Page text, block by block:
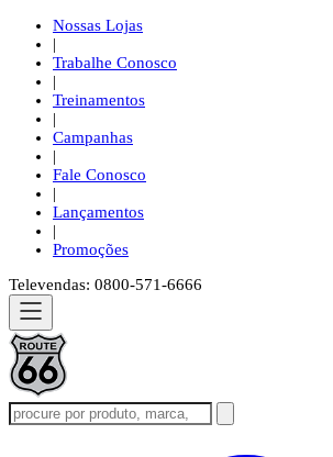
Nossas Lojas
|
Trabalhe Conosco
|
Treinamentos
|
Campanhas
|
Fale Conosco
|
Lançamentos
|
Promoções
Televendas: 0800-571-6666